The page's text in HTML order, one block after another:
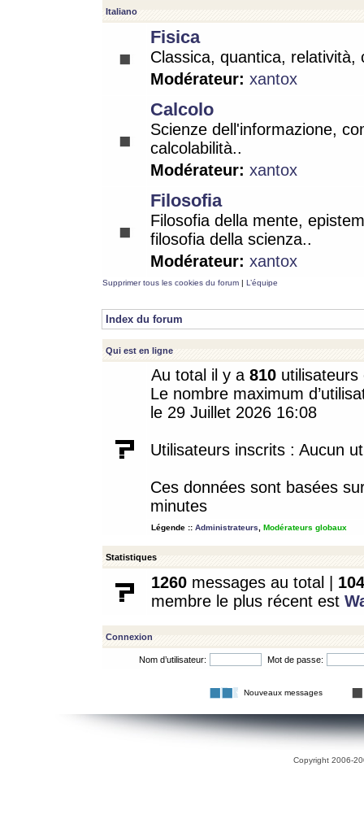
Italiano
Fisica
Classica, quantica, relatività,
Modérateur: xantox
Calcolo
Scienze dell'informazione,
calcolabilità..
Modérateur: xantox
Filosofia
Filosofia della mente,
filosofia della scienza..
Modérateur: xantox
Supprimer tous les cookies du forum | L’équipe
Index du forum
Qui est en ligne
Au total il y a 810
Le nombre maximum
le 29 Juillet 2026 16:08
Utilisateurs inscrits : Aucun
Ces données sont basées
minutes
Légende :: Administrateurs Modérateurs globaux
Statistiques
1260 messages au total | 104
membre le plus récent est
Connexion
Nom d’utilisateur: Mot de passe:
Nouveaux messages
Copyright 2006-